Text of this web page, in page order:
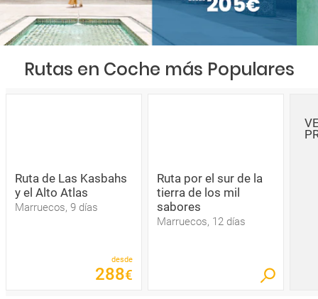
Rutas en Coche más Populares
Ruta de Las Kasbahs
y el Alto Atlas
Marruecos, 9 días
desde
288€
Ruta por el sur de la
tierra de los mil
sabores
Marruecos, 12 días